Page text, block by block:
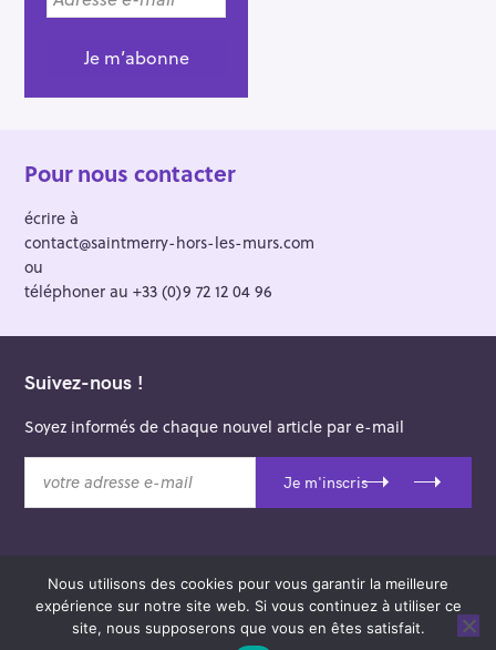
Pour nous contacter
écrire à
contact@saintmerry-hors-les-murs.com
ou
téléphoner au +33 (0)9 72 12 04 96
Suivez-nous !
Soyez informés de chaque nouvel article par e-mail
t
Je m'inscris
© 2026 Saint-Merry Hors-les-Murs.
Theme: Felt byPixelgrade.
Nous utilisons des cookies pour vous garantir la meilleure
expérience sur notre site web. Si vous continuez à utiliser ce
site, nous supposerons que vous en êtes satisfait.